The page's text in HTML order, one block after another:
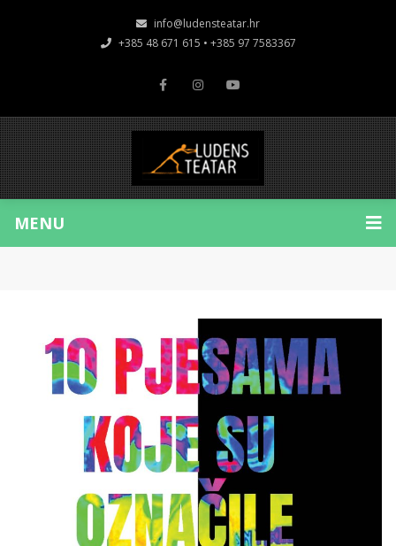
info@ludensteatar.hr
+385 48 671 615 • +385 97 7583367
MENU